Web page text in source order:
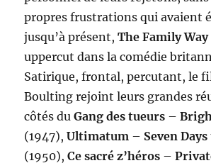
propres frustrations qui avaient
jusqu’à présent,The Family Way
uppercut dans la comédie
Satirique, frontal, percutant, le
Boulting rejoint leurs grandes
côtés duGang des tueurs –
(1947),Ultimatum – Seven
(1950),Ce sacré z’héros –